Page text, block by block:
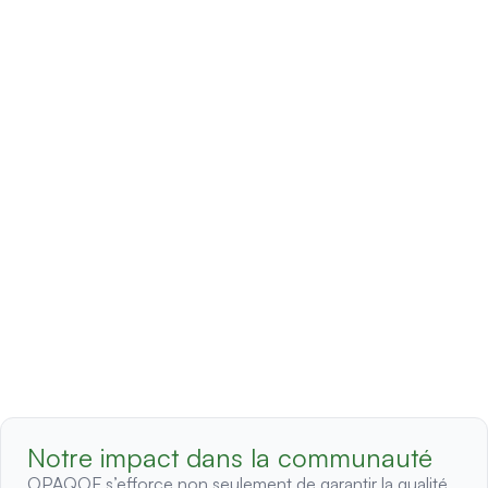
Notre impact dans la communauté